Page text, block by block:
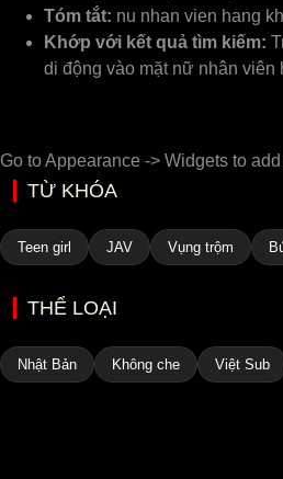
Tóm tắt: nu nhan vien hang
Khớp với kết quả tìm kiếm:
di động vào mặt nữ nhân
Go to Appearance -> Widgets to
TỪ KHÓA
Teen girl JAV Vụng trộm
THỂ LOẠI
Nhật Bản Không che Việt Sub